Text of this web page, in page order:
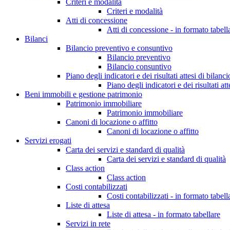
Criteri e modalità
Atti di concessione
Atti di concessione - in formato
Bilanci
Bilancio preventivo e consuntivo
Bilancio preventivo
Bilancio consuntivo
Piano degli indicatori e dei risultati attesi di
Piano degli indicatori e dei risultati
Beni immobili e gestione patrimonio
Patrimonio immobiliare
Patrimonio immobiliare
Canoni di locazione o affitto
Canoni di locazione o affitto
Servizi erogati
Carta dei servizi e standard di qualità
Carta dei servizi e standard di qualità
Class action
Class action
Costi contabilizzati
Costi contabilizzati - in formato
Liste di attesa
Liste di attesa - in formato tabellare
Servizi in rete